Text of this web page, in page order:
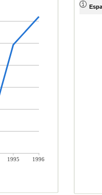
1995
1996